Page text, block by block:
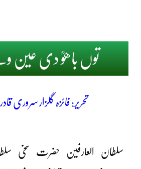
توں باھوؒ دی عین
تحریر: فائزہ گلزار سروری
سلطان العارفین حضرت سخی